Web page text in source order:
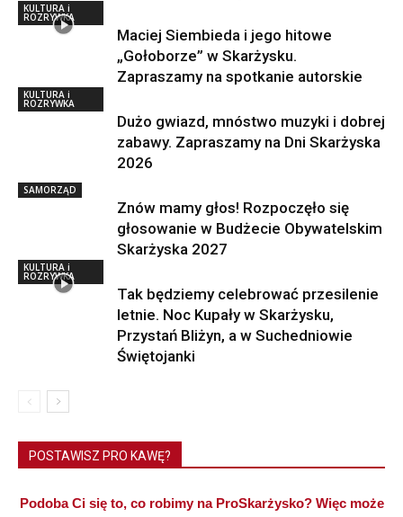
KULTURA i
ROZRYWKA
Maciej Siembieda i jego hitowe
„Gołoborze” w Skarżysku.
Zapraszamy na spotkanie autorskie
KULTURA i
ROZRYWKA
Dużo gwiazd, mnóstwo muzyki i dobrej
zabawy. Zapraszamy na Dni Skarżyska
2026
SAMORZĄD
Znów mamy głos! Rozpoczęło się
głosowanie w Budżecie Obywatelskim
Skarżyska 2027
KULTURA i
ROZRYWKA
Tak będziemy celebrować przesilenie
letnie. Noc Kupały w Skarżysku,
Przystań Bliżyn, a w Suchedniowie
Świętojanki
POSTAWISZ PRO KAWĘ?
Podoba Ci się to, co robimy na ProSkarżysko? Więc może